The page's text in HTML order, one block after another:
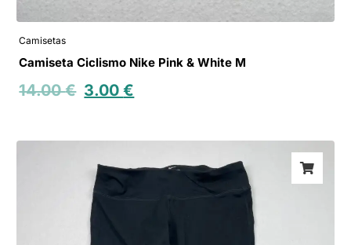
Camisetas
Camiseta Ciclismo Nike Pink & White M
14.00€ 3.00€